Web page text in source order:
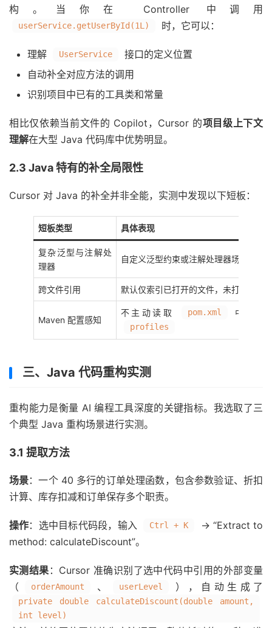
构。当你在 Controller 中调用
userService.getUserById(1L) 时，它可以：
理解 UserService
接口的定义位置
自动补全对应方法的调用
识别项目中已有的工具类和常量
相比仅依赖当前文件的 Copilot，Cursor 的项目级上下文
理解在大型 Java 代码库中优势明显。
2.3 Java 特有的补全局限性
Cursor 对 Java 的补全并非全能，实测中发现以下短板：
短板类型 具体表现
复杂泛型与注解处
理器
自定义泛型约束或注解处理器场景下，
跨文件引用 默认仅索引已打开的文件，未打开的依
Maven 配置感知
不主动读取 pom.xml 中的
profiles
三、Java 代码重构实测
重构能力是衡量 AI 编程工具深度的关键指标。我选取了三
个典型 Java 重构场景进行实测。
3.1 提取方法
场景：一个 40 多行的订单处理函数，包含参数验证、折扣
计算、库存扣减和订单保存多个职责。
操作：选中目标代码段，输入 Ctrl + K
→ “Extract to
method: calculateDiscount”。
实测结果 ：Cursor 准确识别了选中代码中引用的外部变量
（
orderAmount 、 userLevel ），自动生成了
private double calculateDiscount(double amount,
int level)